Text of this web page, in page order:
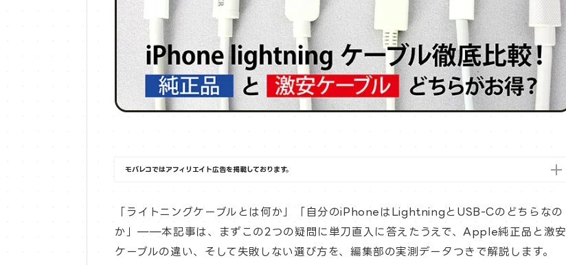
モバレコではアフィリエイト広告を掲載しております。
「ライトニングケーブルとは何か」「自分のiPhoneはLightningとUSB-Cのどちらなの
か」——本記事は、まずこの2つの疑問に単刀直入に答えたうえで、Apple純正品と激安
ケーブルの違い、そして失敗しない選び方を、編集部の実測データつきで解説します。